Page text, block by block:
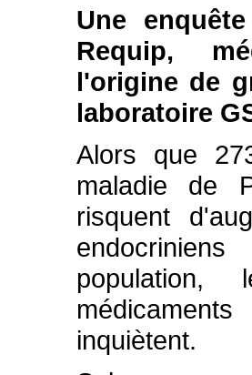
Une
Requip,
l'origine de
laboratoire
Alors que
maladie de
risquent
population,
inquiètent.